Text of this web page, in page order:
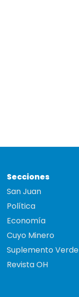
Secciones
San Juan
Política
Economía
Cuyo Minero
Suplemento Verde
Revista OH